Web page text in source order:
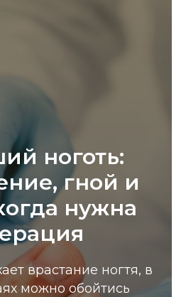
ноготь:
гной и
нужна
врастание ногтя, в
можно обойтись